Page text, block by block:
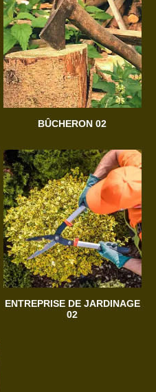
BÛCHERON 02
ENTREPRISE DE JARDINAGE
02